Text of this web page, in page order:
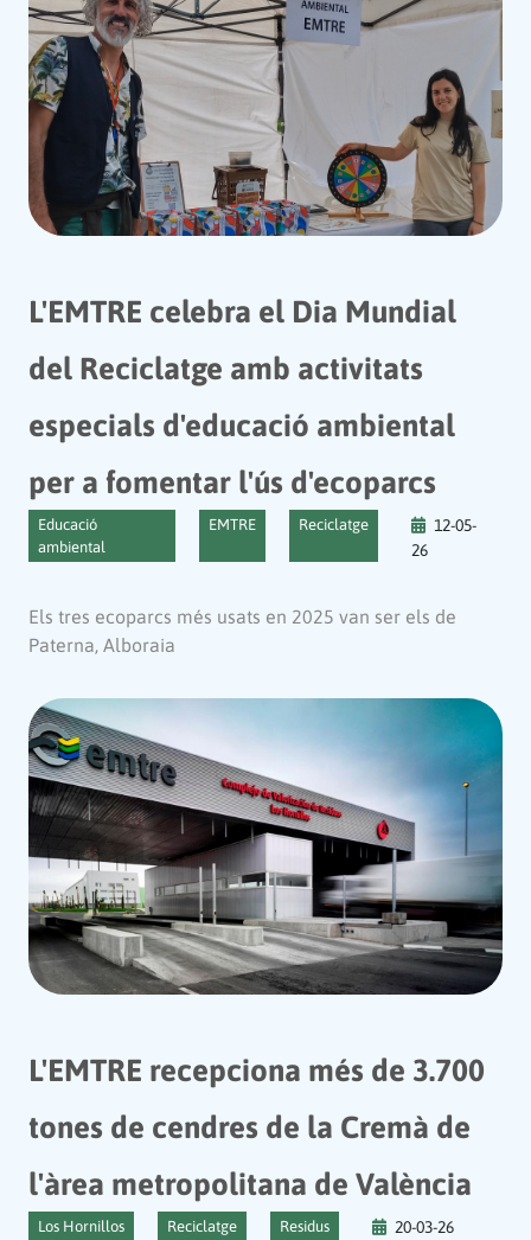
L'EMTRE celebra el Dia Mundial
del Reciclatge amb activitats
especials d'educació ambiental
per a fomentar l'ús d'ecoparcs
Educació
ambiental
EMTRE Reciclatge
12-05-
26
Els tres ecoparcs més usats en 2025 van ser els de
Paterna, Alboraia
L'EMTRE recepciona més de 3.700
tones de cendres de la Cremà de
l'àrea metropolitana de València
Los Hornillos Reciclatge Residus 20-03-26